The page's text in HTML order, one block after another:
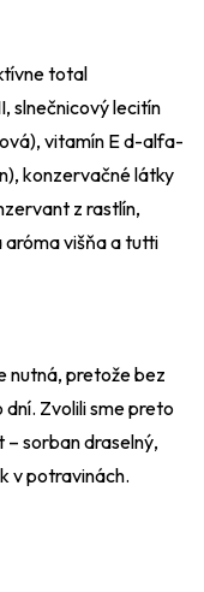
total
slnečnicový lecitín
vitamín E d-alfa-
konzervačné látky
z rastlín,
višňa a tutti
nutná, pretože bez
Zvolili sme preto
sorban draselný,
v potravinách.